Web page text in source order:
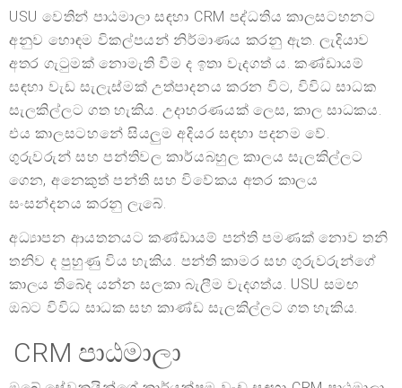
USU වෙතින් පාඨමාලා සඳහා CRM පද්ධතිය කාලසටහනට
අනුව හොඳම විකල්පයන් නිර්මාණය කරනු ඇත. ලැදියාව
අතර ගැටුමක් නොමැති වීම ද ඉතා වැදගත් ය. කණ්ඩායම්
සඳහා වැඩ සැලැස්මක් උත්පාදනය කරන විට, විවිධ සාධක
සැලකිල්ලට ගත හැකිය. උදාහරණයක් ලෙස, කාල සාධකය.
එය කාලසටහනේ සියලුම අදියර සඳහා පදනම වේ.
ගුරුවරුන් සහ පන්තිවල කාර්යබහුල කාලය සැලකිල්ලට
ගෙන, අනෙකුත් පන්ති සහ විවේකය අතර කාලය
සංසන්දනය කරනු ලැබේ.
අධ්‍යාපන ආයතනයට කණ්ඩායම් පන්ති පමණක් නොව තනි
තනිව ද පුහුණු විය හැකිය. පන්ති කාමර සහ ගුරුවරුන්ගේ
කාලය තිබේද යන්න සලකා බැලීම වැදගත්ය. USU සමඟ
ඔබට විවිධ සාධක සහ කාණ්ඩ සැලකිල්ලට ගත හැකිය.
CRM පාඨමාලා